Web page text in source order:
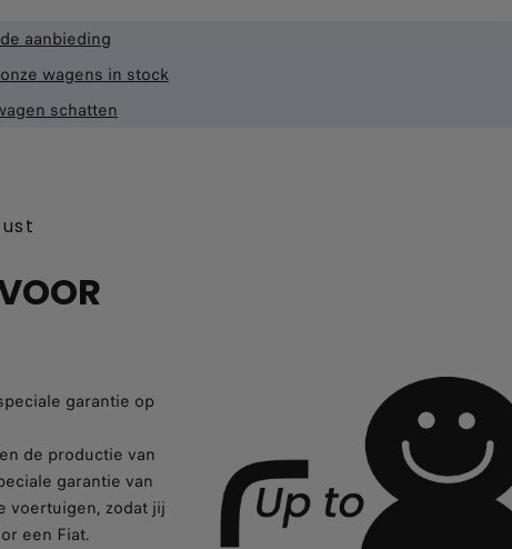
aanbieding
wagens in stock
schatten
garantie op
de productie van
garantie van
voertuigen, zodat jij
een Fiat.